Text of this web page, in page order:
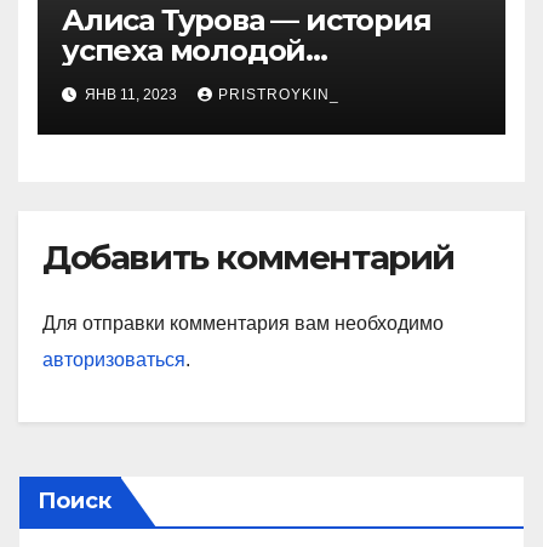
Алиса Турова — история
успеха молодой
предпринимательницы,
которая покорила бизнес-
мир своим уникальным
ЯНВ 11, 2023 PRISTROYKIN_
Добавить комментарий
Для отправки комментария вам необходимо
авторизоваться.
Поиск